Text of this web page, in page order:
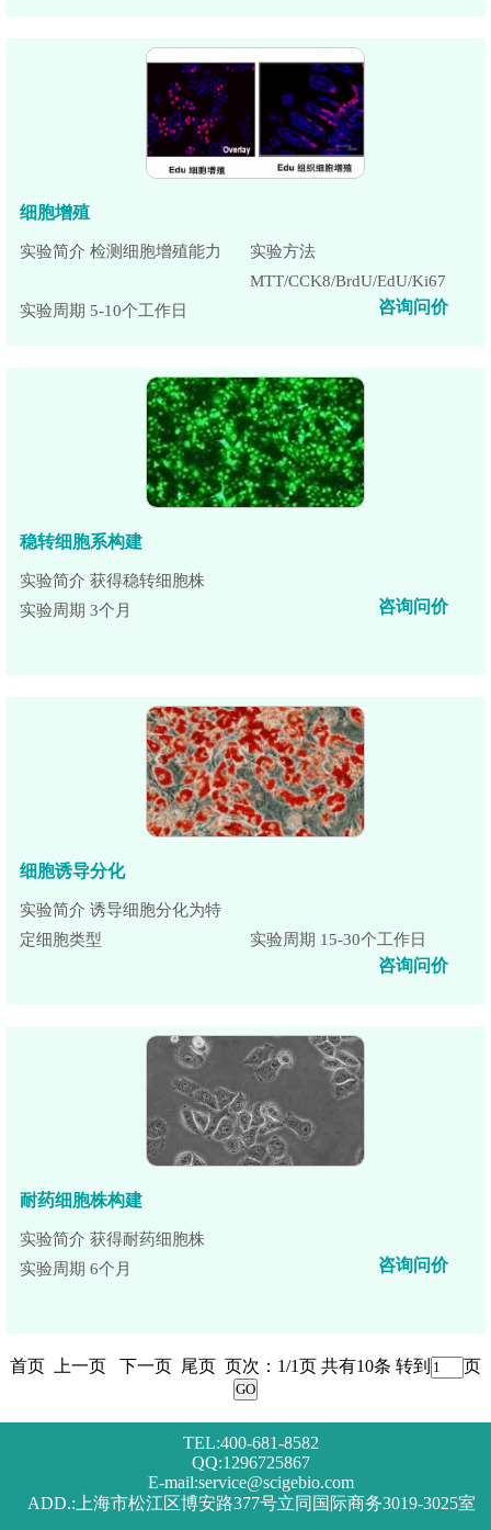
细胞增殖
实验简介 检测细胞增殖能力
实验方法
MTT/CCK8/BrdU/EdU/Ki67
实验周期 5-10个工作日
咨询问价
稳转细胞系构建
实验简介 获得稳转细胞株
实验周期 3个月
咨询问价
细胞诱导分化
实验简介 诱导细胞分化为特
定细胞类型
实验周期 15-30个工作日
咨询问价
耐药细胞株构建
实验简介 获得耐药细胞株
实验周期 6个月
咨询问价
首页 上一页 下一页 尾页 页次：1/1页 共有10条 转到 页
TEL:400-681-8582
QQ:1296725867
E-mail:service@scigebio.com
ADD.:上海市松江区博安路377号立同国际商务3019-3025室